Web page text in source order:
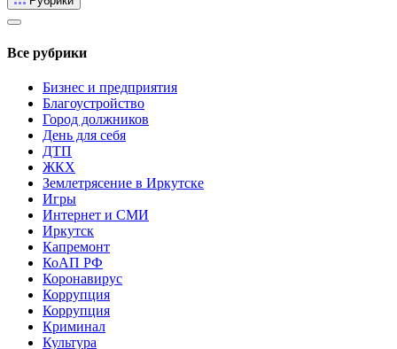
Все рубрики
Бизнес и предприятия
Благоустройство
Город должников
День для себя
ДТП
ЖКХ
Землетрясение в Иркутске
Игры
Интернет и СМИ
Иркутск
Капремонт
КоАП РФ
Коронавирус
Коррупция
Коррупция
Криминал
Культура